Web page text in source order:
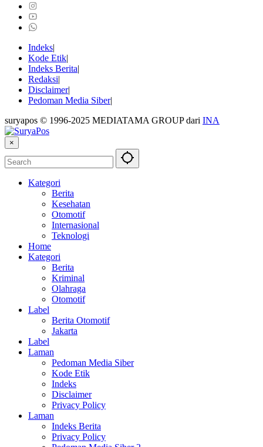
Indeks
Kode Etik
Indeks Berita
Redaksi
Disclaimer
Pedoman Media Siber
suryapos © 1996-2025 MEDIATAMA GROUP dari INA
×
Kategori
Berita
Kesehatan
Otomotif
Internasional
Teknologi
Home
Kategori
Berita
Kriminal
Olahraga
Otomotif
Label
Berita Otomotif
Jakarta
Label
Laman
Pedoman Media Siber
Kode Etik
Indeks
Disclaimer
Privacy Policy
Laman
Indeks Berita
Privacy Policy